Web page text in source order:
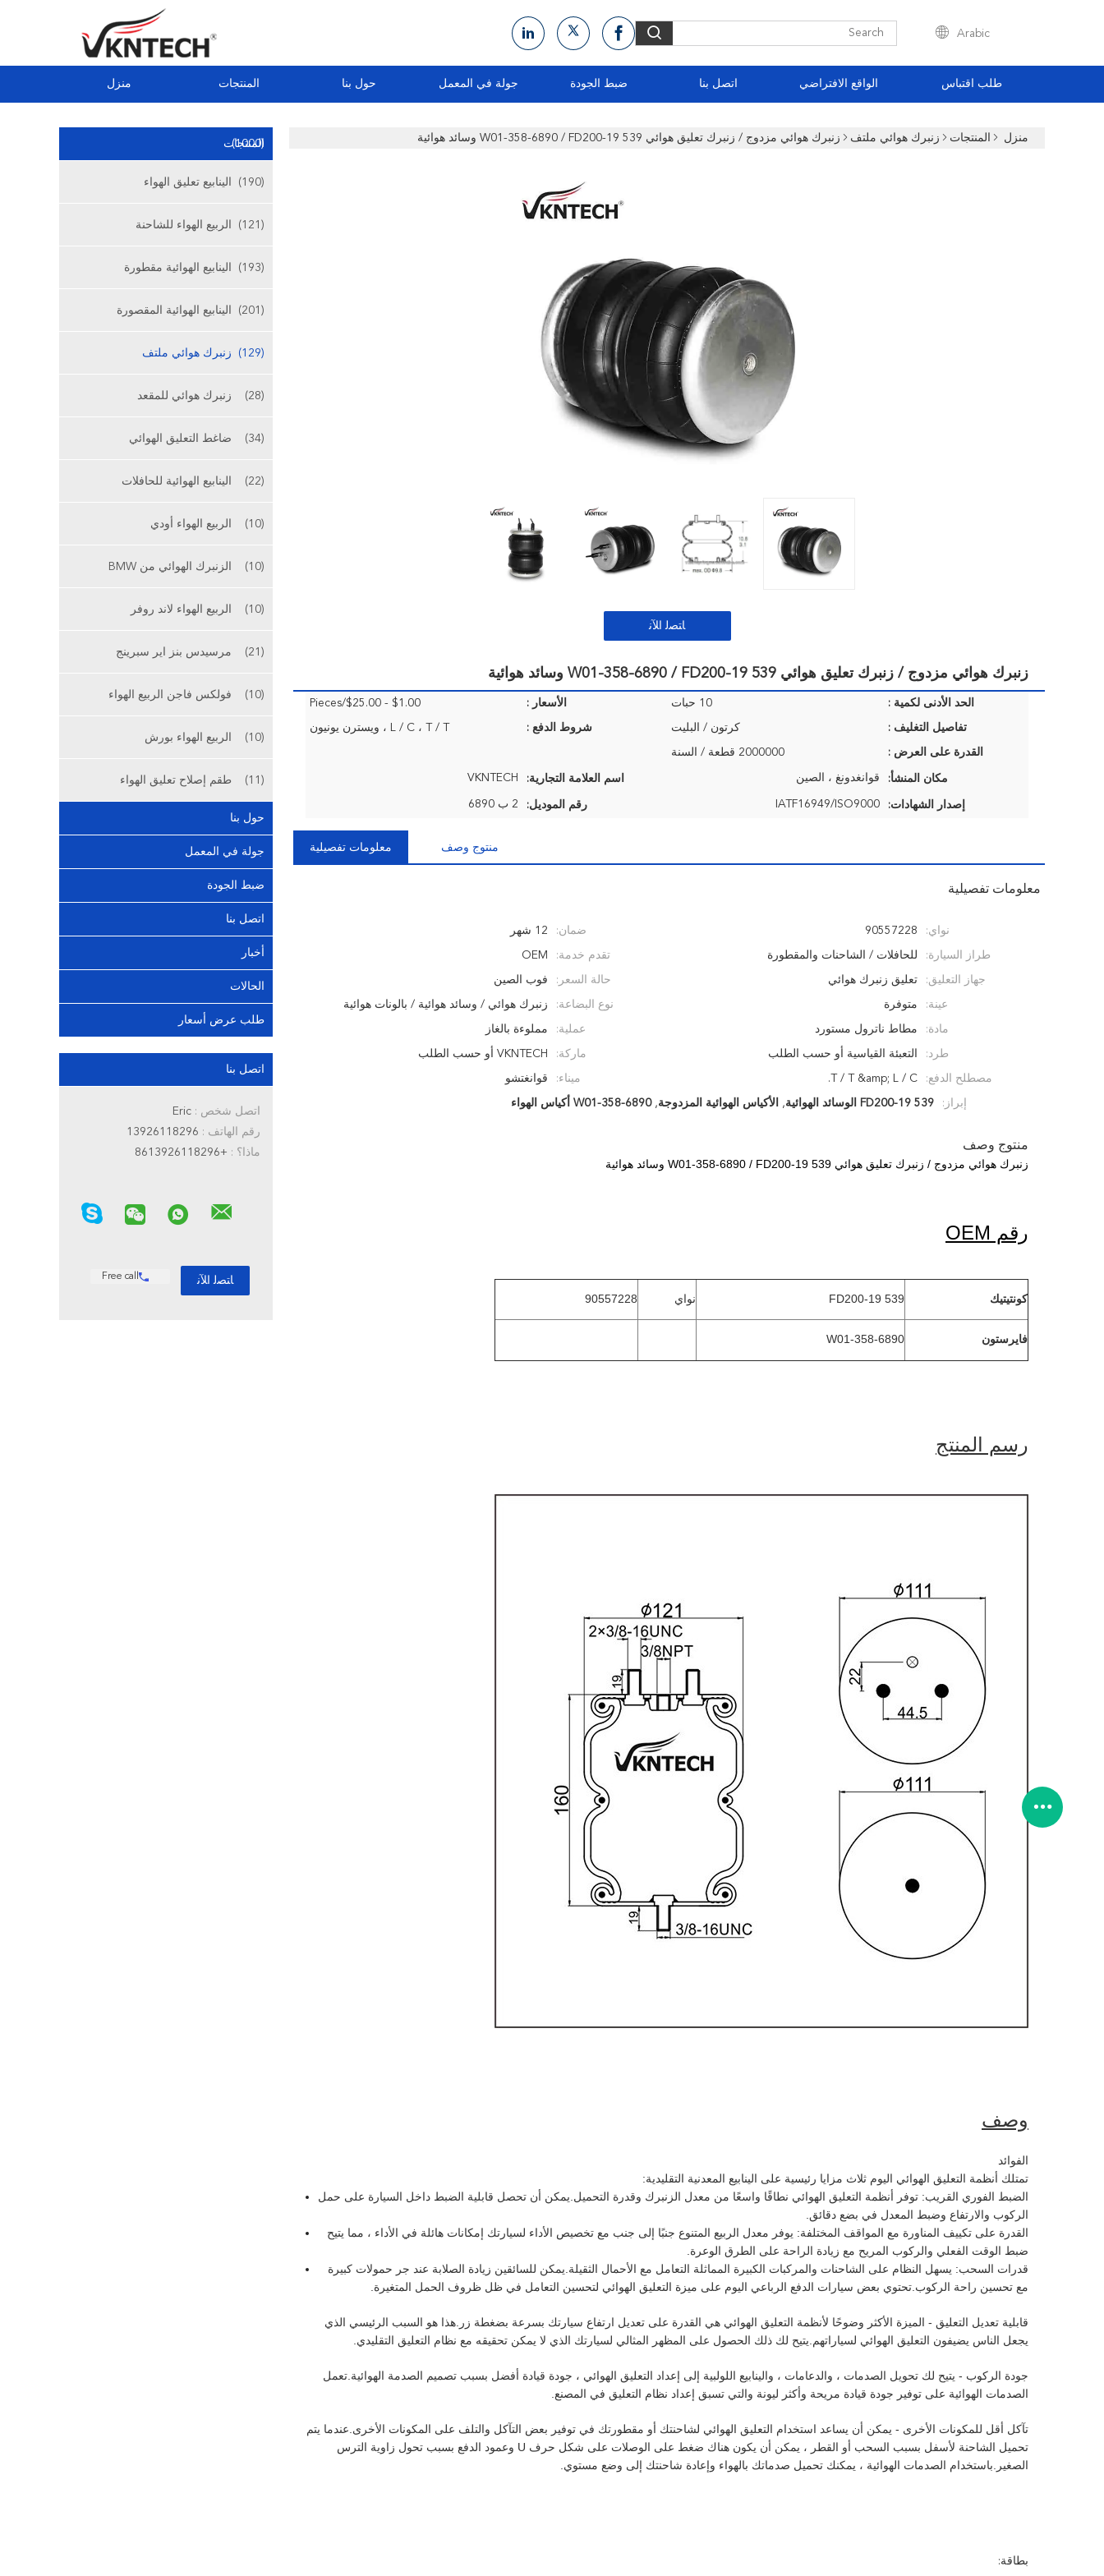
Arabic
منزل المنتجات حول بنا جولة في المعمل ضبط الجودة اتصل بنا الواقع الافتراضي طلب اقتباس
المنتجات(1000)
الينابيع تعليق الهواء (190)
الربيع الهواء للشاحنة (121)
الينابيع الهوائية مقطورة (193)
الينابيع الهوائية المقصورة (201)
زنبرك هوائي ملتف (129)
زنبرك هوائي للمقعد (28)
ضاغط التعليق الهوائي (34)
الينابيع الهوائية للحافلات (22)
الربيع الهواء أودي (10)
الزنبرك الهوائي من BMW (10)
الربيع الهواء لاند روفر (10)
مرسيدس بنز اير سبرينج (21)
فولكس فاجن الربيع الهواء (10)
الربيع الهواء بورش (10)
طقم إصلاح تعليق الهواء (11)
حول بنا
جولة في المعمل
ضبط الجودة
اتصل بنا
أخبار
الحالات
طلب عرض أسعار
اتصل بنا
اتصل شخص :
رقم الهاتف :
ماذا؟ : +8613926118296
Free call
منزل المنتجات زنبرك هوائي ملتف زنبرك هوائي مزدوج / زنبرك تعليق هوائي W01-358-6890 / FD200-19 539 وسائد هوائية
ﺎﺘﺼﻟ ﺍﻶﻧ
زنبرك هوائي مزدوج / زنبرك تعليق هوائي W01-358-6890 / FD200-19 539 وسائد هوائية
الحد الأدنى لكمية : 10 حبات الأسعار : $1.00 - $25.00/Pieces
تفاصيل التغليف : كرتون / البليت شروط الدفع : L / C ، T / T ، ويسترن يونيون
القدرة على العرض : 2000000 قطعة / السنة
مكان المنشأ: قوانغدونغ ، الصين اسم العلامة التجارية: VKNTECH
إصدار الشهادات: IATF16949/ISO9000 رقم الموديل: 2 ب 6890
معلومات تفصيلية منتوج وصف
معلومات تفصيلية
نواي: 90557228 ضمان: 12 شهر
طراز السيارة: للحافلات / الشاحنات والمقطورة تقدم خدمة: OEM
جهاز التعليق: تعليق زنبرك هوائي حالة السعر: فوب الصين
عينة: متوفرة نوع البضاعة: زنبرك هوائي / وسائد هوائية / بالونات هوائية
مادة: مطاط ناترول مستورد عملية: مملوءة بالغاز
طرد: التعبئة القياسية أو حسب الطلب ماركة: VKNTECH أو حسب الطلب
مصطلح الدفع: T / T &amp; L / C. ميناء: قوانغتشو
إبراز: FD200-19 539 الوسائد الهوائية , الأكياس الهوائية المزدوجة,W01-358-6890 أكياس الهواء
منتوج وصف
زنبرك هوائي مزدوج / زنبرك تعليق هوائي W01-358-6890 / FD200-19 539 وسائد هوائية
رقم OEM
كونتيتيك FD200-19 539 نواي 90557228
فايرستون W01-358-6890
رسم المنتج
وصف
الفوائد
تمتلك أنظمة التعليق الهوائي اليوم ثلاث مزايا رئيسية على الينابيع المعدنية التقليدية:
الضبط الفوري القريب: توفر أنظمة التعليق الهوائي نطاقًا واسعًا من معدل الزنبرك وقدرة التحميل.يمكن أن تحصل قابلية الضبط داخل السيارة على حمل
الركوب والارتفاع وضبط المعدل في بضع دقائق.
القدرة على تكييف المناورة مع المواقف المختلفة: يوفر معدل الربيع المتنوع جنبًا إلى جنب مع تخصيص الأداء لسيارتك إمكانات هائلة في الأداء ، مما يتيح
ضبط الوقت الفعلي والركوب المريح مع زيادة الراحة على الطرق الوعرة.
قدرات السحب: يسهل النظام على الشاحنات والمركبات الكبيرة المماثلة التعامل مع الأحمال الثقيلة.يمكن للسائقين زيادة الصلابة عند جر حمولات كبيرة
مع تحسين راحة الركوب.تحتوي بعض سيارات الدفع الرباعي اليوم على ميزة التعليق الهوائي لتحسين التعامل في ظل ظروف الحمل المتغيرة.
قابلية تعديل التعليق - الميزة الأكثر وضوحًا لأنظمة التعليق الهوائي هي القدرة على تعديل ارتفاع سيارتك بسرعة بضغطة زر.هذا هو السبب الرئيسي الذي
يجعل الناس يضيفون التعليق الهوائي لسياراتهم.يتيح لك ذلك الحصول على المظهر المثالي لسيارتك الذي لا يمكن تحقيقه مع نظام التعليق التقليدي.
جودة الركوب - يتيح لك تحويل الصدمات ، والدعامات ، والينابيع اللولبية إلى إعداد التعليق الهوائي ، جودة قيادة أفضل بسبب تصميم الصدمة الهوائية.تعمل
الصدمات الهوائية على توفير جودة قيادة مريحة وأكثر ليونة والتي تسبق إعداد نظام التعليق في المصنع.
تآكل أقل للمكونات الأخرى - يمكن أن يساعد استخدام التعليق الهوائي لشاحنتك أو مقطورتك في توفير بعض التآكل والتلف على المكونات الأخرى.عندما يتم
تحميل الشاحنة لأسفل بسبب السحب أو القطر ، يمكن أن يكون هناك ضغط على الوصلات على شكل حرف U وعمود الدفع بسبب تحول زاوية الترس
الصغير.باستخدام الصدمات الهوائية ، يمكنك تحميل صدماتك بالهواء وإعادة شاحنتك إلى وضع مستوي.
بطاقة: